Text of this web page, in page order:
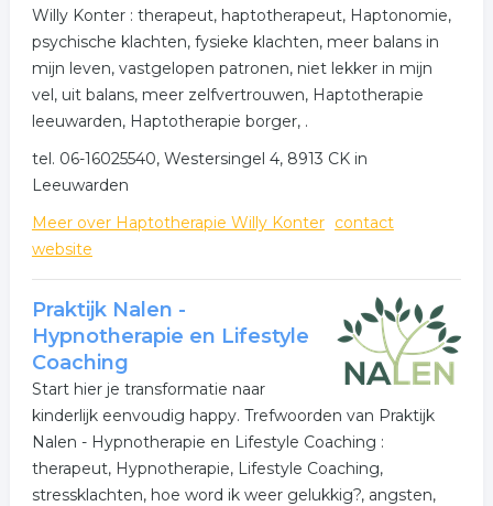
Meer bedrijven in Sneek
Wij vonden meer informatie over therapeut. De
volgende trefwoorden vallen ook onder deze bedrijven
rubriek:
therapeut
.
Willy Konter : therapeut, haptotherapeut, Haptonomie,
psychische klachten, fysieke klachten, meer balans in
mijn leven, vastgelopen patronen, niet lekker in mijn
vel, uit balans, meer zelfvertrouwen, Haptotherapie
leeuwarden, Haptotherapie borger, .
tel. 06-16025540, Westersingel 4, 8913 CK in
Leeuwarden
Meer over Haptotherapie Willy Konter contact
website
Praktijk Nalen -
Hypnotherapie en Lifestyle
Coaching
Start hier je transformatie naar
kinderlijk eenvoudig happy. Trefwoorden van Praktijk
Nalen - Hypnotherapie en Lifestyle Coaching :
therapeut, Hypnotherapie, Lifestyle Coaching,
stressklachten, hoe word ik weer gelukkig?, angsten,